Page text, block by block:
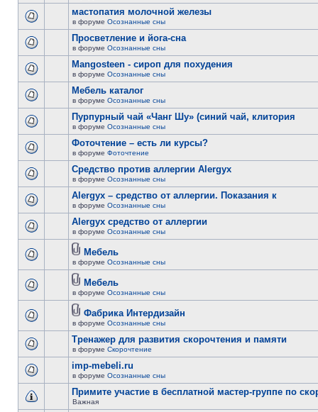
мастопатия молочной железы
в форуме Осознанные сны
Просветление и йога-сна
в форуме Осознанные сны
Mangosteen - сироп для похудения
в форуме Осознанные сны
Мебель каталог
в форуме Осознанные сны
Пурпурный чай «Чанг Шу» (синий чай, клитория
в форуме Осознанные сны
Фоточтение – есть ли курсы?
в форуме Фоточтение
Cредство против аллергии Alergyx
в форуме Осознанные сны
Alergyx – средство от аллергии. Показания к
в форуме Осознанные сны
Alergyx средство от аллергии
в форуме Осознанные сны
Мебель
в форуме Осознанные сны
Мебель
в форуме Осознанные сны
Фабрика Интердизайн
в форуме Осознанные сны
Тренажер для развития скорочтения и памяти
в форуме Скорочтение
imp-mebeli.ru
в форуме Осознанные сны
Примите участие в бесплатной мастер-группе по
Важная